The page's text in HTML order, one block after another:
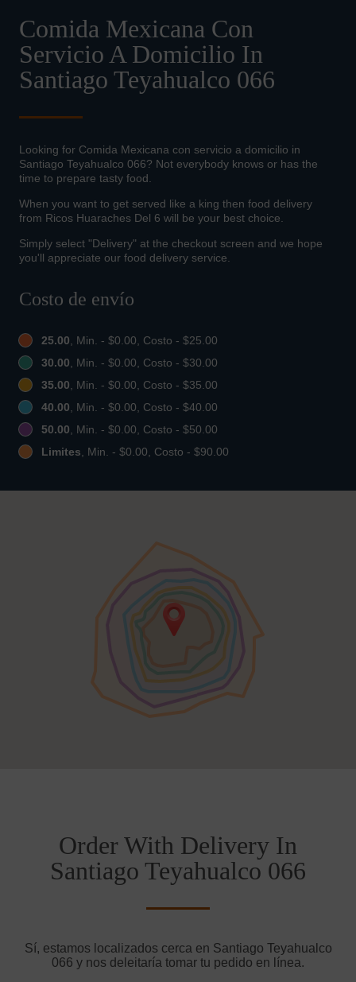
Comida Mexicana Con
Servicio A Domicilio In
Santiago Teyahualco 066
Looking for Comida Mexicana con servicio a domicilio in
Santiago Teyahualco 066? Not everybody knows or has the
time to prepare tasty food.
When you want to get served like a king then food delivery
from Ricos Huaraches Del 6 will be your best choice.
Simply select "Delivery" at the checkout screen and we hope
you'll appreciate our food delivery service.
Costo de envío
25.00, Min. - $0.00, Costo - $25.00
30.00, Min. - $0.00, Costo - $30.00
35.00, Min. - $0.00, Costo - $35.00
40.00, Min. - $0.00, Costo - $40.00
50.00, Min. - $0.00, Costo - $50.00
Limites, Min. - $0.00, Costo - $90.00
Order With Delivery In
Santiago Teyahualco 066
Sí, estamos localizados cerca en Santiago Teyahualco
066 y nos deleitaría tomar tu pedido en línea.